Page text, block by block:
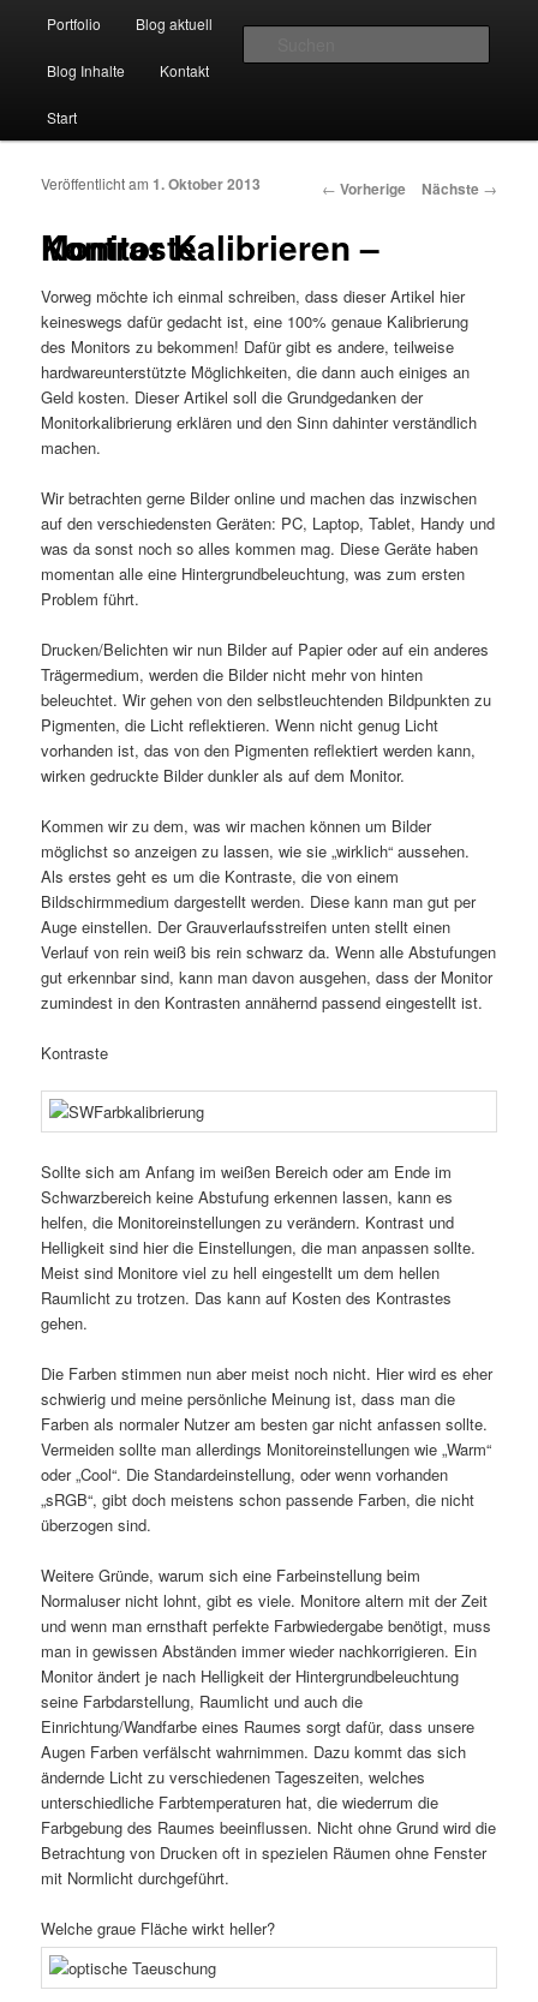
M-Momente
Zum Inhalt wechseln
Zum sekundären Inhalt wechseln
Portfolio Blog aktuell
Blog Inhalte Kontakt
Start
Artikelnavigation
← Vorherige Nächste →
Monitor Kalibrieren – Kontraste
Veröffentlicht am 1. Oktober 2013
Vorweg möchte ich einmal schreiben, dass dieser Artikel hier
keineswegs dafür gedacht ist, eine 100% genaue Kalibrierung
des Monitors zu bekommen! Dafür gibt es andere, teilweise
hardwareunterstützte Möglichkeiten, die dann auch einiges an
Geld kosten. Dieser Artikel soll die Grundgedanken der
Monitorkalibrierung erklären und den Sinn dahinter verständlich
machen.
Wir betrachten gerne Bilder online und machen das inzwischen
auf den verschiedensten Geräten: PC, Laptop, Tablet, Handy und
was da sonst noch so alles kommen mag. Diese Geräte haben
momentan alle eine Hintergrundbeleuchtung, was zum ersten
Problem führt.
Drucken/Belichten wir nun Bilder auf Papier oder auf ein anderes
Trägermedium, werden die Bilder nicht mehr von hinten
beleuchtet. Wir gehen von den selbstleuchtenden Bildpunkten zu
Pigmenten, die Licht reflektieren. Wenn nicht genug Licht
vorhanden ist, das von den Pigmenten reflektiert werden kann,
wirken gedruckte Bilder dunkler als auf dem Monitor.
Kommen wir zu dem, was wir machen können um Bilder
möglichst so anzeigen zu lassen, wie sie „wirklich“ aussehen.
Als erstes geht es um die Kontraste, die von einem
Bildschirmmedium dargestellt werden. Diese kann man gut per
Auge einstellen. Der Grauverlaufsstreifen unten stellt einen
Verlauf von rein weiß bis rein schwarz da. Wenn alle Abstufungen
gut erkennbar sind, kann man davon ausgehen, dass der Monitor
zumindest in den Kontrasten annähernd passend eingestellt ist.
Kontraste
Sollte sich am Anfang im weißen Bereich oder am Ende im
Schwarzbereich keine Abstufung erkennen lassen, kann es
helfen, die Monitoreinstellungen zu verändern. Kontrast und
Helligkeit sind hier die Einstellungen, die man anpassen sollte.
Meist sind Monitore viel zu hell eingestellt um dem hellen
Raumlicht zu trotzen. Das kann auf Kosten des Kontrastes
gehen.
Die Farben stimmen nun aber meist noch nicht. Hier wird es eher
schwierig und meine persönliche Meinung ist, dass man die
Farben als normaler Nutzer am besten gar nicht anfassen sollte.
Vermeiden sollte man allerdings Monitoreinstellungen wie „Warm“
oder „Cool“. Die Standardeinstellung, oder wenn vorhanden
„sRGB“, gibt doch meistens schon passende Farben, die nicht
überzogen sind.
Weitere Gründe, warum sich eine Farbeinstellung beim
Normaluser nicht lohnt, gibt es viele. Monitore altern mit der Zeit
und wenn man ernsthaft perfekte Farbwiedergabe benötigt, muss
man in gewissen Abständen immer wieder nachkorrigieren. Ein
Monitor ändert je nach Helligkeit der Hintergrundbeleuchtung
seine Farbdarstellung, Raumlicht und auch die
Einrichtung/Wandfarbe eines Raumes sorgt dafür, dass unsere
Augen Farben verfälscht wahrnimmen. Dazu kommt das sich
ändernde Licht zu verschiedenen Tageszeiten, welches
unterschiedliche Farbtemperaturen hat, die wiederrum die
Farbgebung des Raumes beeinflussen. Nicht ohne Grund wird die
Betrachtung von Drucken oft in spezielen Räumen ohne Fenster
mit Normlicht durchgeführt.
Welche graue Fläche wirkt heller?